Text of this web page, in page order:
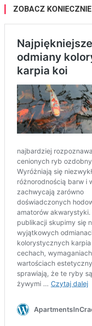
ZOBACZ KONIECZNIE